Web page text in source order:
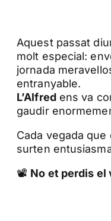
Aquest passat
molt especial:
jornada
entranyable.
L’Alfredens va
gaudir
Cada vegada
surten
📽️ No et perdis el